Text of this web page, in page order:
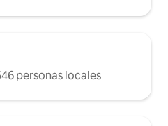
personas locales